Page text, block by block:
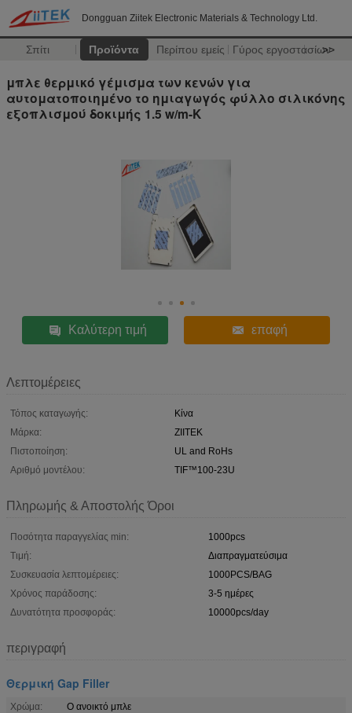
Dongguan Ziitek Electronic Materials & Technology Ltd.
Σπίτι Προϊόντα Περίπου εμείς Γύρος εργοστασίων
>>
μπλε θερμικό γέμισμα των κενών για
αυτοματοποιημένο το ημιαγωγός φύλλο σιλικόνης
εξοπλισμού δοκιμής 1.5 w/m-Κ
Καλύτερη τιμή επαφή
Λεπτομέρειες
Τόπος καταγωγής:
Κίνα
Μάρκα:
ZIITEK
Πιστοποίηση:
UL and RoHs
Αριθμό μοντέλου:
TIF™100-23U
Πληρωμής & Αποστολής Όροι
Ποσότητα παραγγελίας min:
1000pcs
Τιμή:
Διαπραγματεύσιμα
Συσκευασία λεπτομέρειες:
1000PCS/BAG
Χρόνος παράδοσης:
3-5 ημέρες
Δυνατότητα προσφοράς:
10000pcs/day
περιγραφή
Θερμική Gap Filler
Χρώμα:
Ο ανοικτό μπλε